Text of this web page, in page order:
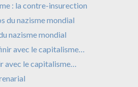
: la contre-insurection
nazisme mondial
avec le capitalisme…